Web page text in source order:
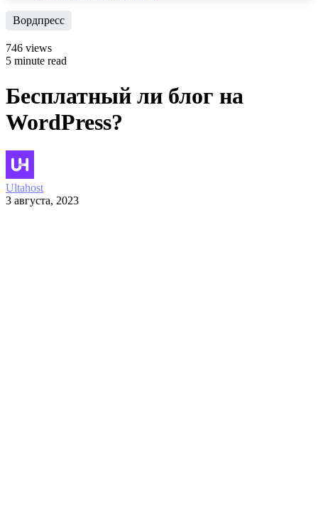
Вордпресс
746 views
5 minute read
Бесплатный ли блог на
WordPress?
Ultahost
3 августа, 2023